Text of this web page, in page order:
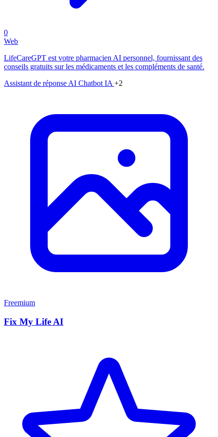
0
Web
LifeCareGPT est votre pharmacien AI personnel, fournissant des
conseils gratuits sur les médicaments et les compléments de santé.
Assistant de réponse AI Chatbot IA +2
Freemium
Fix My Life AI